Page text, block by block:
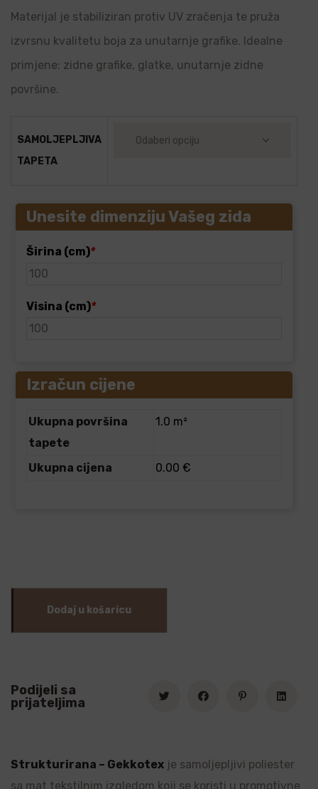
Materijal je stabiliziran protiv UV zračenja te pruža
izvrsnu kvalitetu boja za unutarnje grafike. Idealne
primjene: zidne grafike, glatke, unutarnje zidne
površine.
SAMOLJEPLJIVA
TAPETA
Unesite dimenziju Vašeg zida
Širina (cm)*
Visina (cm)*
Izračun cijene
Ukupna površina
tapete
1.0 m²
Ukupna cijena 0.00 €
Dodaj u košaricu
Podijeli sa
prijateljima
Strukturirana – Gekkotex je samoljepljivi poliester
sa mat tekstilnim izgledom koji se koristi u promotivne